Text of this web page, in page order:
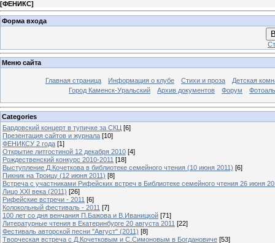
[ФЕНИКС]
Форма входа
Меню сайта
Главная страница Информация о клубе Стихи и проза
Детская
Город Каменск-Уральский
Архив документов Форум
Categories
Бардовский концерт в тупичке за СКЦ [6]
Презентация сайтов и журнала [10]
ФЕНИКСУ 2 года [1]
Открытие литгостиной 12 декабря 2010 [4]
Рождественский конкурс 2010-2011 [18]
Выступление Д.Кочеткова в библиотеке семейного чтения (10 июня 2011) [6]
Пикник на Троицу (12 июня 2011) [8]
Встреча с участниками Рифейских встреч в Библиотеке семейного чтения 26 июня
Лицо XXI века (2011) [26]
Рифейские встречи - 2011 [6]
Колокольный фестиваль - 2011 [7]
100 лет со дня венчания П.Бажова и В.Иваницкой [71]
Литературные чтения в Екатеринбурге 20 августа 2011 [22]
Фестиваль авторской песни "Август" (2011) [8]
Творческая встреча с Д.Кочетковым и С.Симоновым в Богдановиче [53]